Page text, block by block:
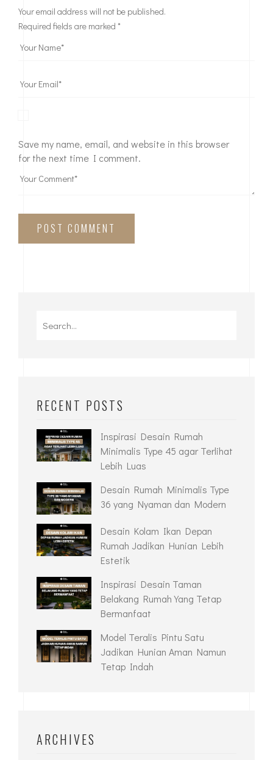
Your email address will not be published.
Required fields are marked *
Save my name, email, and website in this browser
for the next time I comment.
POST COMMENT
RECENT POSTS
Inspirasi Desain Rumah
Minimalis Type 45 agar Terlihat
Lebih Luas
Desain Rumah Minimalis Type
36 yang Nyaman dan Modern
Desain Kolam Ikan Depan
Rumah Jadikan Hunian Lebih
Estetik
Inspirasi Desain Taman
Belakang Rumah Yang Tetap
Bermanfaat
Model Teralis Pintu Satu
Jadikan Hunian Aman Namun
Tetap Indah
ARCHIVES